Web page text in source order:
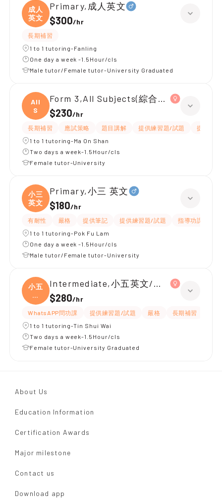
成人
英文
Primary,成人英文
$300/hr
長期補習
1 to 1 tutoring-Fanling
One day a week -1.5Hour/cls
Male tutor/Female tutor-University Graduated
All
S
Form 3,All Subjects(綜合科學/英文)
$230/hr
長期補習 應試策略 題目講解 提供練習題/試題
提供筆記
1 to 1 tutoring-Ma On Shan
Two days a week-1.5Hour/cls
Female tutor-University
小三
英文
Primary,小三 英文
$180/hr
有耐性 嚴格 提供筆記 提供練習題/試題 指導功課
1 to 1 tutoring-Pok Fu Lam
One day a week -1.5Hour/cls
Male tutor/Female tutor-University
小五
英
文/
Intermediate,小五英文/數學 全科
$280/hr
WhatsAPP問功課 提供練習題/試題 嚴格 長期補習
1 to 1 tutoring-Tin Shui Wai
Two days a week-1.5Hour/cls
Female tutor-University Graduated
About Us
Education Information
Certification Awards
Major milestone
Contact us
Download app